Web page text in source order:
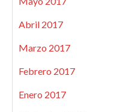
Abril 2017
Marzo 2017
Febrero 2017
Enero 2017